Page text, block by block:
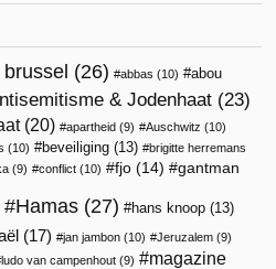
(26) abbas (10)
abou
& Jodenhaat (23)
(20) apartheid (9) Auschwitz (10)
(10) beveiliging (13)
brigitte herremans
(9) conflict (10) fjo (14) gantman
Hamas (27) hans knoop (13)
(17) jan jambon (10) Jeruzalem (9)
ludo van campenhout (9)
magazine